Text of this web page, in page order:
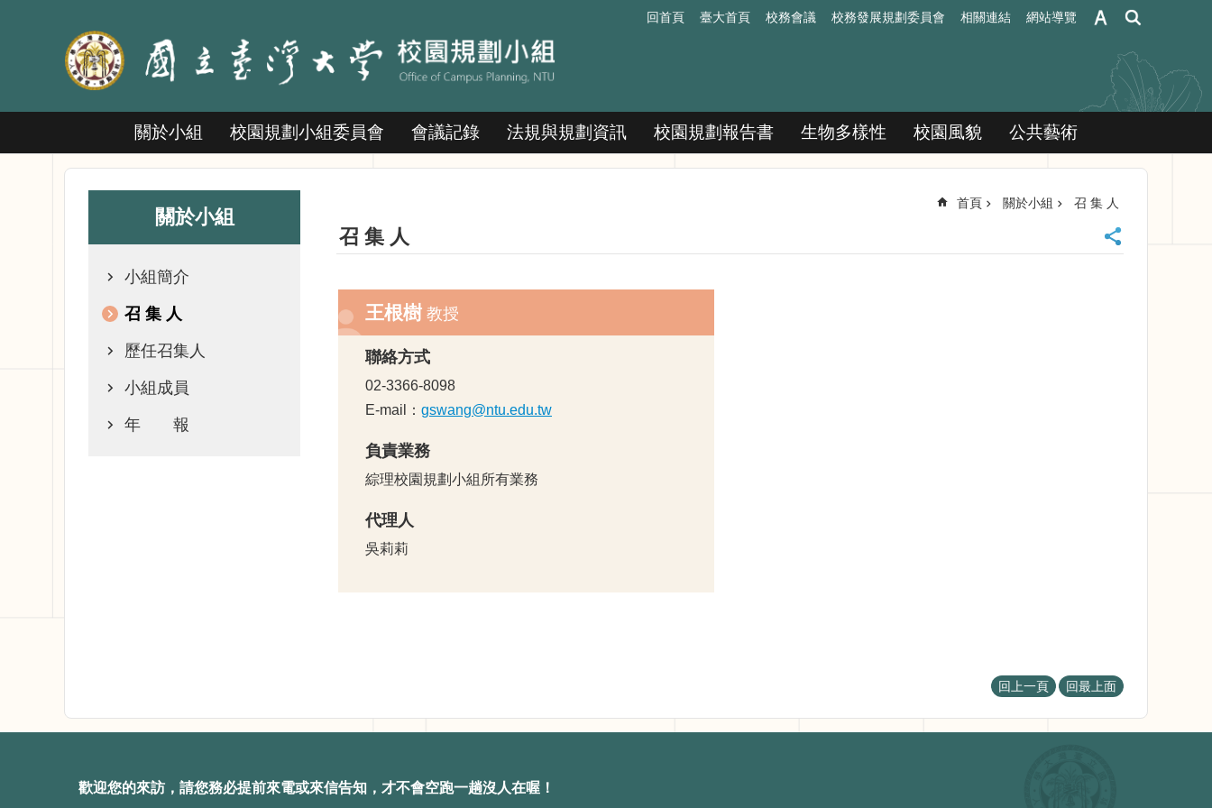
回首頁 臺大首頁 校務會議 校務發展規劃委員會 相關連結 網站導覽
關於小組 校園規劃小組委員會 會議記錄 法規與規劃資訊 校園規劃報告書 生物多樣性 校園風貌 公共藝術
關於小組
小組簡介
召 集 人
歷任召集人
小組成員
年 報
首頁 關於小組 召 集 人
召 集 人
王根樹 教授
聯絡方式
02-3366-8098
E-mail： gswang@ntu.edu.tw
負責業務
綜理校園規劃小組所有業務
代理人
吳莉莉
回上一頁 回最上面
歡迎您的來訪，請您務必提前來電或來信告知，才不會空跑一趟沒人在喔！